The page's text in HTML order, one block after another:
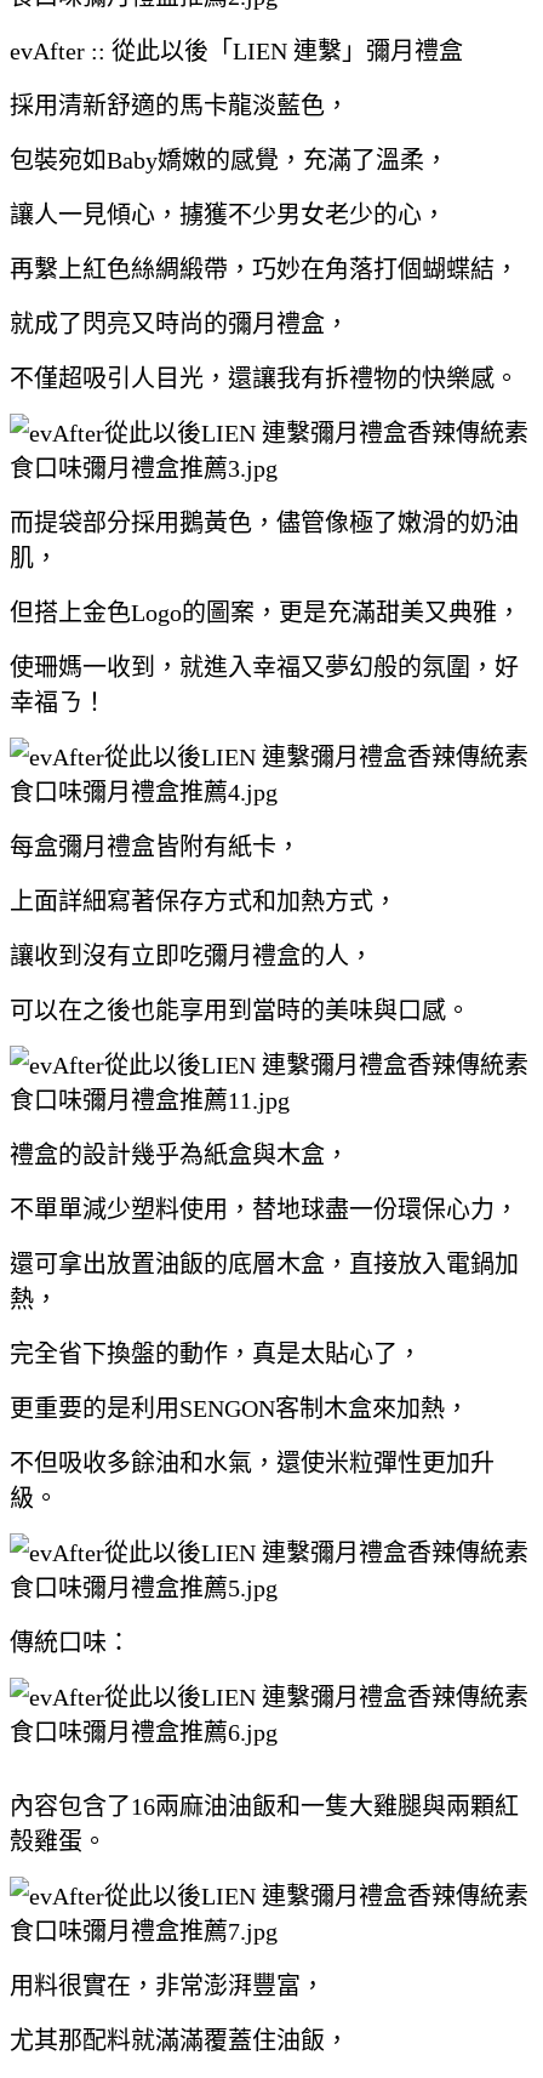
evAfter :: 從此以後「LIEN 連繫」彌月禮盒
採用清新舒適的馬卡龍淡藍色，
包裝宛如Baby嬌嫩的感覺，充滿了溫柔，
讓人一見傾心，擄獲不少男女老少的心，
再繫上紅色絲綢緞帶，巧妙在角落打個蝴蝶結，
就成了閃亮又時尚的彌月禮盒，
不僅超吸引人目光，還讓我有拆禮物的快樂感。
而提袋部分採用鵝黃色，儘管像極了嫩滑的奶油
肌，
但搭上金色Logo的圖案，更是充滿甜美又典雅，
使珊媽一收到，就進入幸福又夢幻般的氛圍，好
幸福ㄋ！
每盒彌月禮盒皆附有紙卡，
上面詳細寫著保存方式和加熱方式，
讓收到沒有立即吃彌月禮盒的人，
可以在之後也能享用到當時的美味與口感。
禮盒的設計幾乎為紙盒與木盒，
不單單減少塑料使用，替地球盡一份環保心力，
還可拿出放置油飯的底層木盒，直接放入電鍋加
熱，
完全省下換盤的動作，真是太貼心了，
更重要的是利用SENGON客制木盒來加熱，
不但吸收多餘油和水氣，還使米粒彈性更加升
級。
傳統口味：
內容包含了16兩麻油油飯和一隻大雞腿與兩顆紅
殼雞蛋。
用料很實在，非常澎湃豐富，
尤其那配料就滿滿覆蓋住油飯，